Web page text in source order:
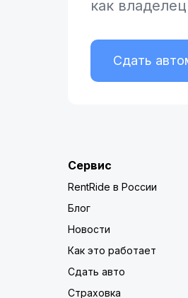
как владелец
Сдать
Сервис
RentRide в России
Блог
Новости
Как это работает
Сдать авто
Страховка